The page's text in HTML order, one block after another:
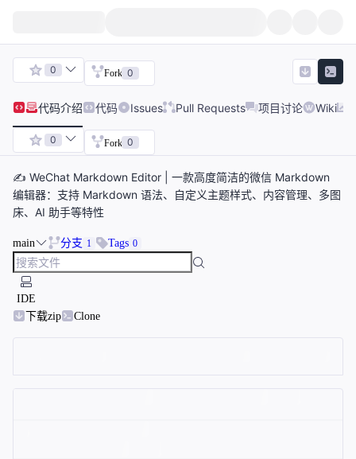
0 Fork 0
代码介绍 代码 Issues Pull Requests 项目讨论 Wiki
0 Fork 0
✍ WeChat Markdown Editor | 一款高度简洁的微信 Markdown
编辑器：支持 Markdown 语法、自定义主题样式、内容管理、多图
床、AI 助手等特性
main 分支 1 Tags 0
IDE
下载zip
Clone